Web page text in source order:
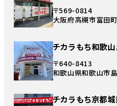
〒569-0814
大阪府高槻市富田
チカラもち和歌
〒640-8413
和歌山県和歌山市
チカラもち京都